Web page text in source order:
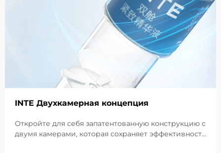
INTE Двухкамерная концепция
Откройте для себя запатентованную конструкцию с
двумя камерами, которая сохраняет эффективность